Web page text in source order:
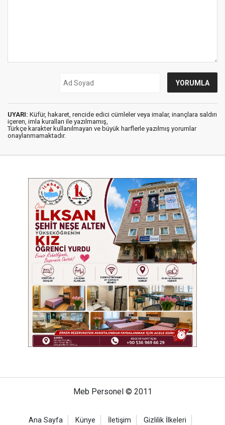
UYARI: Küfür, hakaret, rencide edici cümleler veya imalar, inançlara saldırı
içeren, imla kuralları ile yazılmamış,
Türkçe karakter kullanılmayan ve büyük harflerle yazılmış yorumlar
onaylanmamaktadır.
Meb Personel © 2011
Ana Sayfa Künye İletişim Gizlilik İlkeleri